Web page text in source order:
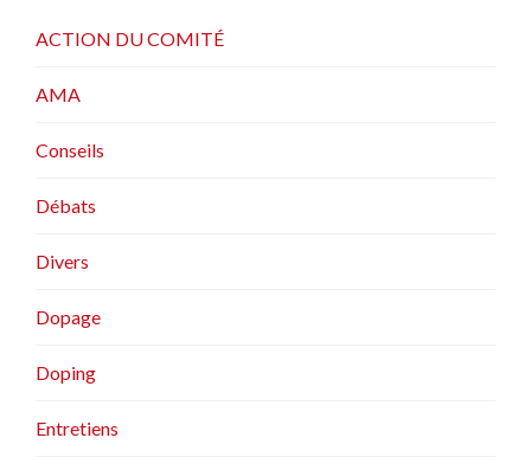
ACTION DU COMITÉ
AMA
Conseils
Débats
Divers
Dopage
Doping
Entretiens